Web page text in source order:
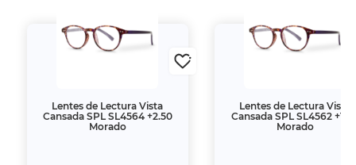
Lentes de Lectura Vista
Cansada SPL SL4564 +2.50
Morado
Lentes de Lectura Vista
Cansada SPL SL4562
Morado